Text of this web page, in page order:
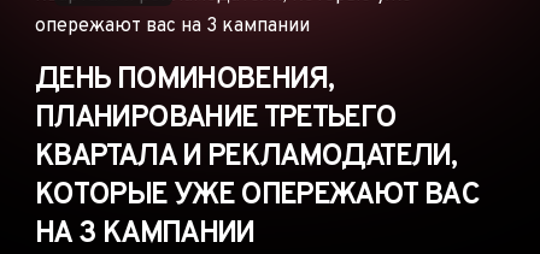
ЭЛЕКТРОННАЯ
ПАРТНЁРСКИЙ
МАРКЕТИНГ
ДЕНЬ ПОМИНОВЕНИЯ,
ПЛАНИРОВАНИЕ ТРЕТЬЕГО
КВАРТАЛА И РЕКЛАМОДАТЕЛИ,
КОТОРЫЕ УЖЕ ОПЕРЕЖАЮТ ВАС
НА 3 КАМПАНИИ